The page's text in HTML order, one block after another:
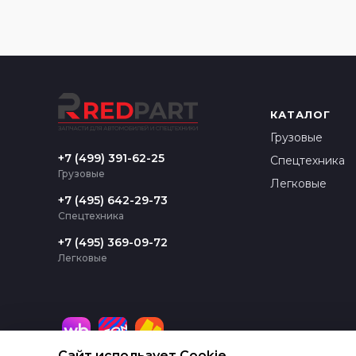
+7 (499) 391-62-25
Грузовые
+7 (495) 642-29-73
Спецтехника
+7 (495) 369-09-72
Легковые
КАТАЛОГ
Грузовые
Спецтехника
Легковые